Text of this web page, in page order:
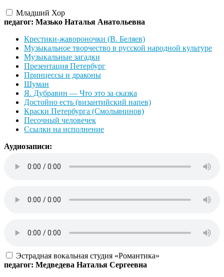
Младший Хор
педагог: Мазько Наталья Анатольевна
Крестики-жавороночки (В. Беляев)
Музыкальное творчество в русской народной культуре
Музыкальные загадки
Презентация Петербург
Принцессы и драконы
Шуман
Я. Дубравин — Что это за сказка
Достойно есть (византийский напев)
Краски Петербурга (Смольянинов)
Песочный человечек
Ссылки на исполнение
Аудиозаписи:
Эстрадная вокальная студия «Романтика»
педагог: Медведева Наталья Сергеевна